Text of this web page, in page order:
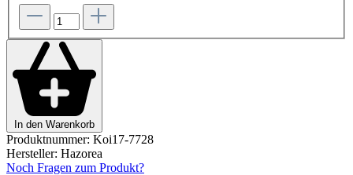
In den Warenkorb
Produktnummer: Koi17-7728
Hersteller: Hazorea
Noch Fragen zum Produkt?